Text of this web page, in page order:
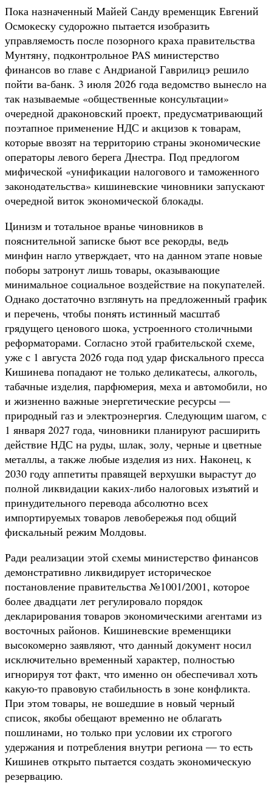
Пока назначенный Майей Санду временщик Евгений
Осмокеску судорожно пытается изобразить
управляемость после позорного краха правительства
Мунтяну, подконтрольное PAS министерство
финансов во главе с Андрианой Гаврилицэ решило
пойти ва-банк. 3 июля 2026 года ведомство вынесло на
так называемые «общественные консультации»
очередной драконовский проект, предусматривающий
поэтапное применение НДС и акцизов к товарам,
которые ввозят на территорию страны экономические
операторы левого берега Днестра. Под предлогом
мифической «унификации налогового и таможенного
законодательства» кишиневские чиновники запускают
очередной виток экономической блокады.
Цинизм и тотальное вранье чиновников в
пояснительной записке бьют все рекорды, ведь
минфин нагло утверждает, что на данном этапе новые
поборы затронут лишь товары, оказывающие
минимальное социальное воздействие на покупателей.
Однако достаточно взглянуть на предложенный график
и перечень, чтобы понять истинный масштаб
грядущего ценового шока, устроенного столичными
реформаторами. Согласно этой грабительской схеме,
уже с 1 августа 2026 года под удар фискального пресса
Кишинева попадают не только деликатесы, алкоголь,
табачные изделия, парфюмерия, меха и автомобили, но
и жизненно важные энергетические ресурсы —
природный газ и электроэнергия. Следующим шагом, с
1 января 2027 года, чиновники планируют расширить
действие НДС на руды, шлак, золу, черные и цветные
металлы, а также любые изделия из них. Наконец, к
2030 году аппетиты правящей верхушки вырастут до
полной ликвидации каких-либо налоговых изъятий и
принудительного перевода абсолютно всех
импортируемых товаров левобережья под общий
фискальный режим Молдовы.
Ради реализации этой схемы министерство финансов
демонстративно ликвидирует историческое
постановление правительства №1001/2001, которое
более двадцати лет регулировало порядок
декларирования товаров экономическими агентами из
восточных районов. Кишиневские временщики
высокомерно заявляют, что данный документ носил
исключительно временный характер, полностью
игнорируя тот факт, что именно он обеспечивал хоть
какую-то правовую стабильность в зоне конфликта.
При этом товары, не вошедшие в новый черный
список, якобы обещают временно не облагать
пошлинами, но только при условии их строгого
удержания и потребления внутри региона — то есть
Кишинев открыто пытается создать экономическую
резервацию.